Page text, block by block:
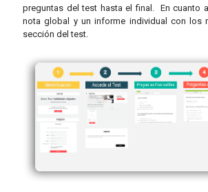
preguntas del test hasta el final. En cuanto
nota global y un informe individual con los
sección del test.